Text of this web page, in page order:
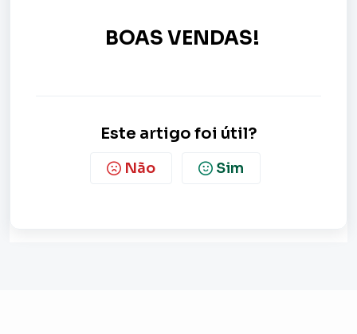
BOAS VENDAS!
Este artigo foi útil?
Não Sim